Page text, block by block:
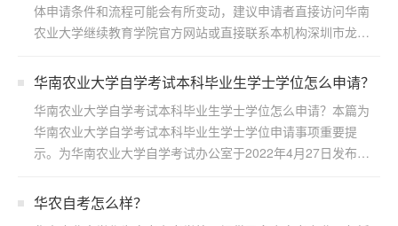
体申请条件和流程可能会有所变动，建议申请者直接访问华南
农业大学继续教育学院官方网站或直接联系本机构深圳市龙岗
华南农业大学自学考试本科毕业生学士学位怎么申请？
华南农业大学自学考试本科毕业生学士学位怎么申请？本篇为
华南农业大学自学考试本科毕业生学士学位申请事项重要提
示。为华南农业大学自学考试办公室于2022年4月27日发布，
华农自考怎么样？